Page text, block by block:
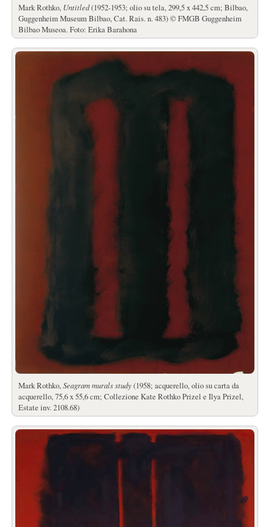
Mark Rothko, Untitled(1952-1953; olio su tela, 299,5 x 442,5 cm; Bilbao,
Guggenheim Museum Bilbao, Cat. Rais. n. 483) © FMGB Guggenheim
Bilbao Museoa. Foto: Erika Barahona
Mark Rothko,Seagram murals study(1958; acquerello, olio su carta da
acquerello, 75,6 x 55,6 cm; Collezione Kate Rothko Prizel e Ilya Prizel,
Estate inv. 2108.68)